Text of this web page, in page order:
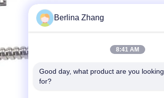
Berlina Zhang
8:41 AM
Good day, what product are you looking
for?